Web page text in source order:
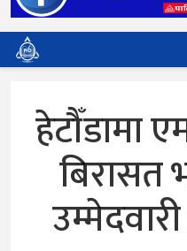
हेटौँडामा
बिरासत